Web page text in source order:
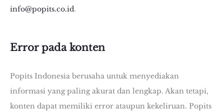
info@popits.co.id.
Error pada konten
Popits Indonesia berusaha untuk menyediakan
informasi yang paling akurat dan lengkap. Akan tetapi,
konten dapat memiliki error ataupun kekeliruan. Popits